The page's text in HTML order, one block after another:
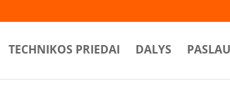
TECHNIKOS PRIEDAI DALYS